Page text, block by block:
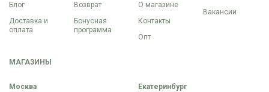
Блог
Доставка и
оплата
Возврат
Бонусная
программа
О магазине
Контакты
Опт
Вакансии
МАГАЗИНЫ
Москва Екатеринбург